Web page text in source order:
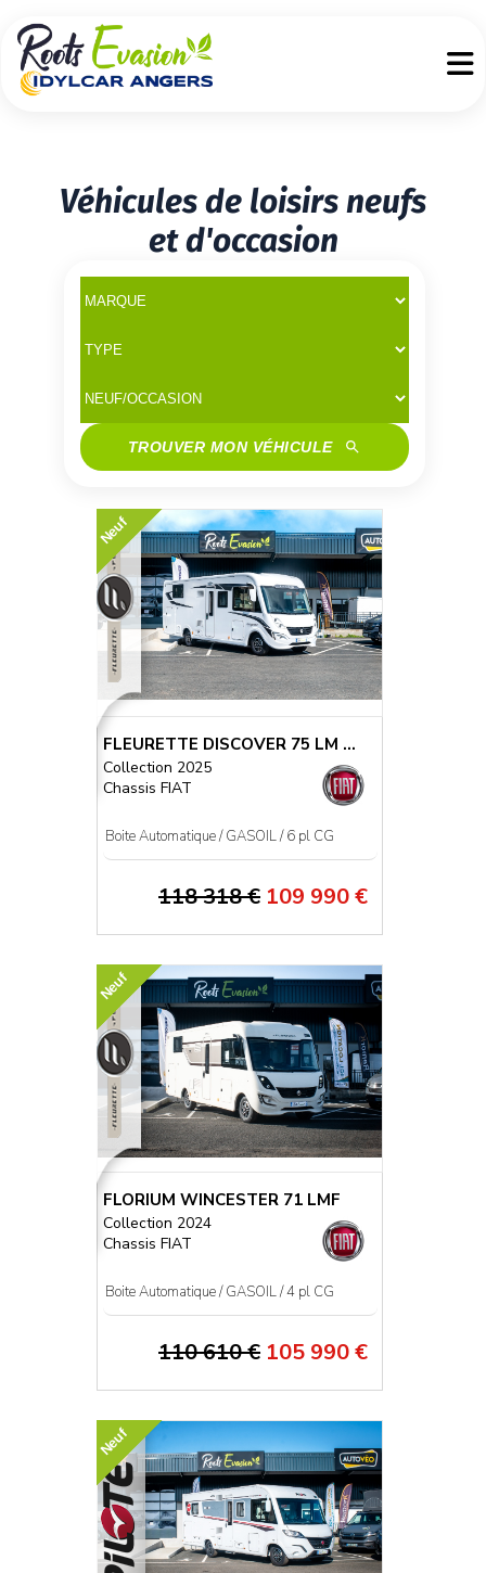
Véhicules de loisirs neufs
et d'occasion
TROUVER MON VÉHICULE
Neuf
FLEURETTE DISCOVER 75 LM ...
Collection 2025
Chassis FIAT
Boite Automatique / GASOIL / 6 pl CG
118 318 € 109 990 €
Neuf
FLORIUM WINCESTER 71 LMF
Collection 2024
Chassis FIAT
Boite Automatique / GASOIL / 4 pl CG
110 610 € 105 990 €
Neuf